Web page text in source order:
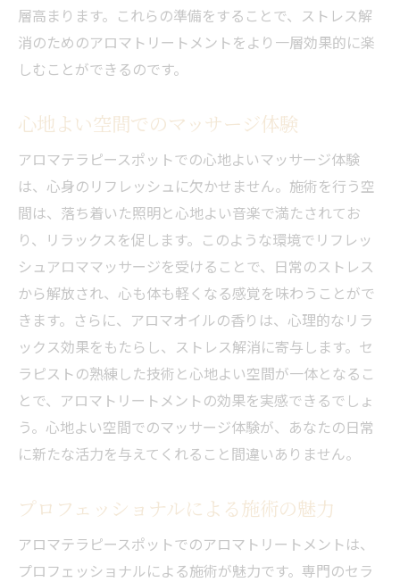
層高まります。これらの準備をすることで、ストレス解
消のためのアロマトリートメントをより一層効果的に楽
しむことができるのです。
心地よい空間でのマッサージ体験
アロマテラピースポットでの心地よいマッサージ体験
は、心身のリフレッシュに欠かせません。施術を行う空
間は、落ち着いた照明と心地よい音楽で満たされてお
り、リラックスを促します。このような環境でリフレッ
シュアロママッサージを受けることで、日常のストレス
から解放され、心も体も軽くなる感覚を味わうことがで
きます。さらに、アロマオイルの香りは、心理的なリラ
ックス効果をもたらし、ストレス解消に寄与します。セ
ラピストの熟練した技術と心地よい空間が一体となるこ
とで、アロマトリートメントの効果を実感できるでしょ
う。心地よい空間でのマッサージ体験が、あなたの日常
に新たな活力を与えてくれること間違いありません。
プロフェッショナルによる施術の魅力
アロマテラピースポットでのアロマトリートメントは、
プロフェッショナルによる施術が魅力です。専門のセラ